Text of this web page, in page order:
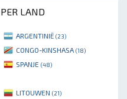
LAND
ARGENTINIË (23)
CONGO-KINSHASA (18)
SPANJE (48)
LITOUWEN (21)